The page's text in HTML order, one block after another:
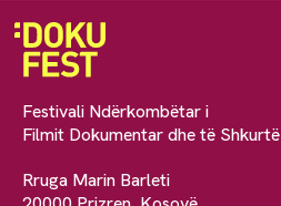
Festivali Ndërkombëtar i
Filmit Dokumentar dhe të Shkurtë
Rruga Marin Barleti